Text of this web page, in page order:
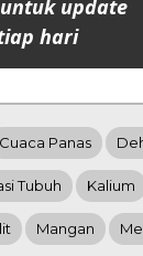
update
hari
Cuaca Panas
Tubuh Kalium
Mangan